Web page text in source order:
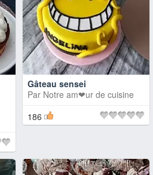
Gâteau sensei
Par Notre am❤ur de cuisine
186